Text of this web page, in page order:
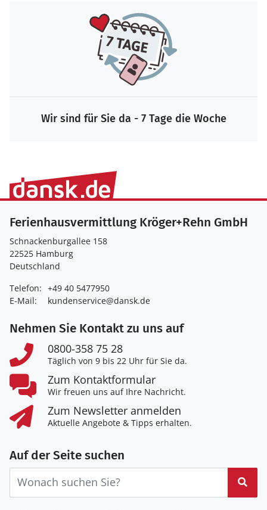
Wir sind für Sie da - 7 Tage die Woche
Ferienhausvermittlung Kröger+Rehn GmbH
Schnackenburgallee 158
22525 Hamburg
Deutschland
Telefon: +49 40 5477950
E-Mail:
kundenservice@dansk.de
Nehmen Sie Kontakt zu uns auf
0800-358 75 28
Täglich von 9 bis 22 Uhr für Sie da.
Zum Kontaktformular
Wir freuen uns auf Ihre Nachricht.
Zum Newsletter anmelden
Aktuelle Angebote & Tipps erhalten.
Auf der Seite suchen